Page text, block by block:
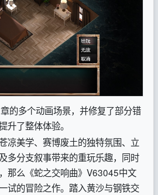
的多个动画场景，并修复了部分错
升了整体体验。
凉美学、赛博废土的独特氛围、立
多分支叙事带来的重玩乐趣，同时
那么《蛇之交响曲》V63045中文
试的冒险之作。踏入黄沙与钢铁交